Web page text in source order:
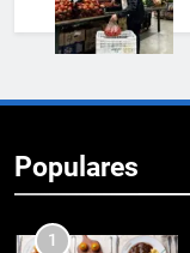
Populares
1